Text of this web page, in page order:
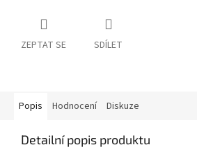
ZEPTAT SE SDÍLET
Popis Hodnocení Diskuze
Detailní popis produktu